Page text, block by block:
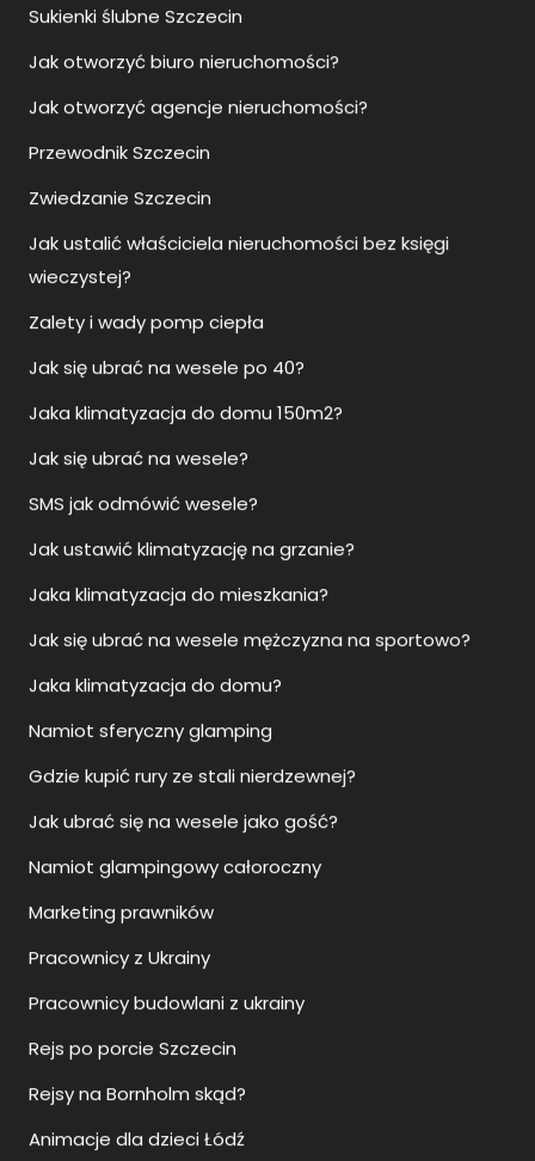
Jak otworzyć agencje nieruchomości?
Przewodnik Szczecin
Zwiedzanie Szczecin
Jak ustalić właściciela nieruchomości bez księgi
wieczystej?
Zalety i wady pomp ciepła
Jak się ubrać na wesele po 40?
Jaka klimatyzacja do domu 150m2?
Jak się ubrać na wesele?
SMS jak odmówić wesele?
Jak ustawić klimatyzację na grzanie?
Jaka klimatyzacja do mieszkania?
Jak się ubrać na wesele mężczyzna na sportowo?
Jaka klimatyzacja do domu?
Namiot sferyczny glamping
Gdzie kupić rury ze stali nierdzewnej?
Jak ubrać się na wesele jako gość?
Namiot glampingowy całoroczny
Marketing prawników
Pracownicy z Ukrainy
Pracownicy budowlani z ukrainy
Rejs po porcie Szczecin
Rejsy na Bornholm skąd?
Animacje dla dzieci Łódź
Rejs statkiem Szczecin
Rejs wycieczkowy Szczecin